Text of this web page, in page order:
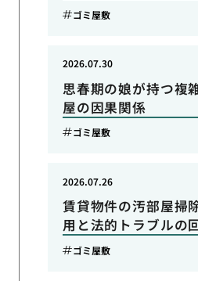
ゴミ屋敷
思春期の娘が持つ複
屋の因果関係
2026.07.30
ゴミ屋敷
賃貸物件の汚部屋掃
用と法的トラブルの
2026.07.26
ゴミ屋敷